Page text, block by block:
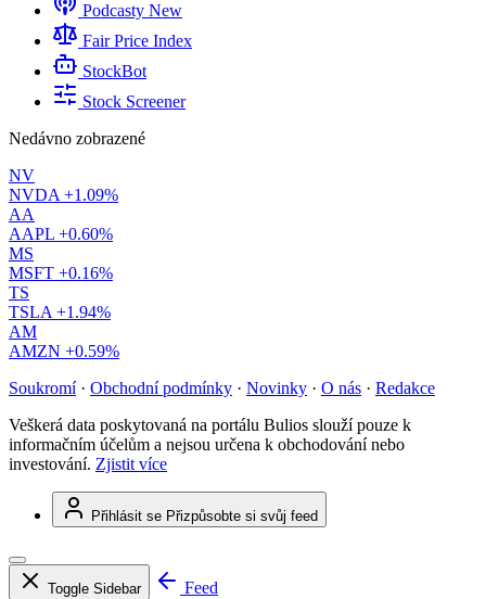
Podcasty New
Fair Price Index
StockBot
Stock Screener
Nedávno zobrazené
NV
NVDA +1.09%
AA
AAPL +0.60%
MS
MSFT +0.16%
TS
TSLA +1.94%
AM
AMZN +0.59%
Soukromí · Obchodní podmínky · Novinky · O nás · Redakce
Veškerá data poskytovaná na portálu Bulios slouží pouze k
informačním účelům a nejsou určena k obchodování nebo
investování. Zjistit více
Přihlásit se Přizpůsobte si svůj feed
Toggle Sidebar
Feed